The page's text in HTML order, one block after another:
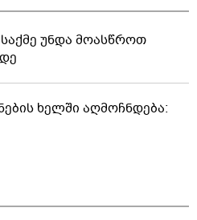
უნდა მოასწროთ
ხელში აღმოჩნდება: